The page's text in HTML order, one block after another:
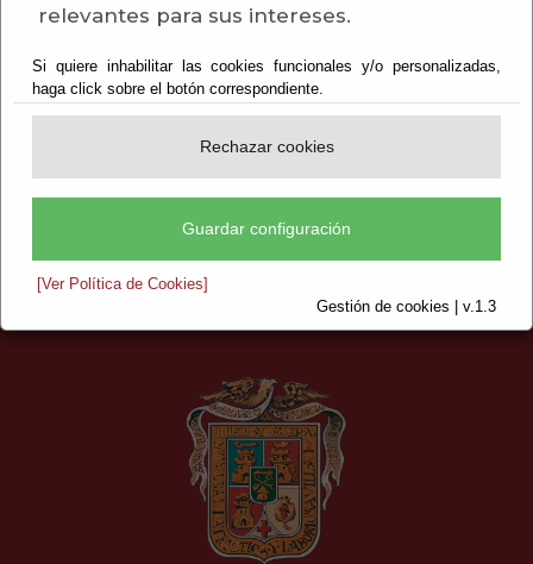
relevantes para sus intereses.
Si quiere inhabilitar las cookies funcionales y/o personalizadas,
haga click sobre el botón correspondiente.
Rechazar cookies
Guardar configuración
[Ver Política de Cookies]
Gestión de cookies | v.1.3
Concesiones
Informes